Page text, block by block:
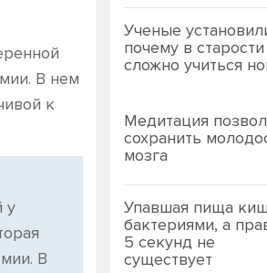
В нем
к
у
В
Ученые
почему в старости
сложно учиться
Медитация
сохранить
мозга
Упавшая пища
бактериями, а
5 секунд не
существует